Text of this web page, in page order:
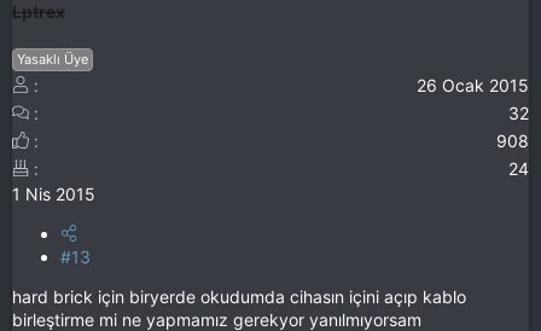
Lptrex
Yasaklı Üye
26 Ocak 2015
32
908
24
1 Nis 2015
#13
hard brick için biryerde okudumda cihasın içini açıp kablo
birleştirme mi ne yapmamız gerekyor yanılmıyorsam